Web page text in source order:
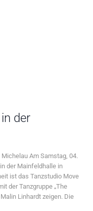
der
Am Samstag, 04.
der Mainfeldhalle in
ist das Tanzstudio Move
der Tanzgruppe „The
Linhardt zeigen. Die